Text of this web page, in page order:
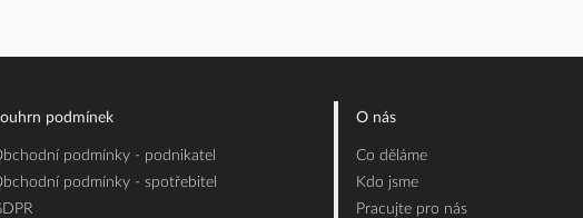
podmínek
podmínky - podnikatel
podmínky - spotřebitel
O nás
Co děláme
Kdo jsme
Pracujte pro nás